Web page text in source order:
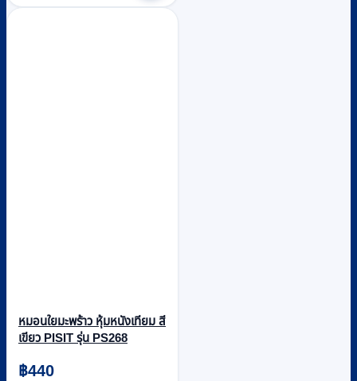
หมอนใยมะพร้าว หุ้มหนังเทียม สี
เขียว PISIT รุ่น PS268
฿440